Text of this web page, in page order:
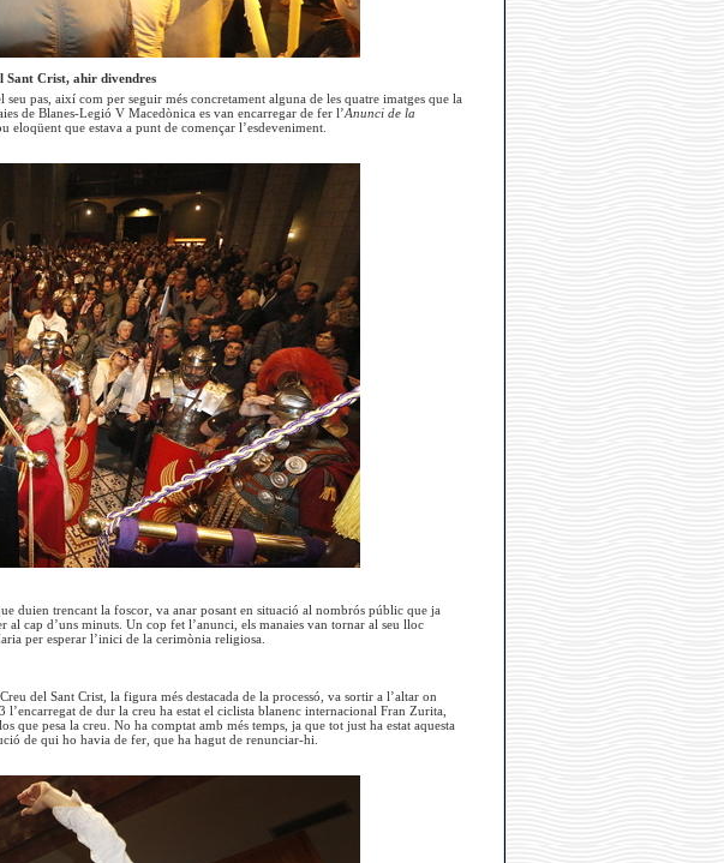
Sant Crist, ahir divendres
pas, així com per seguir més concretament alguna de les quatre imatges que la
de Blanes-Legió V Macedònica es van encarregar de fer l’Anunci de la
que estava a punt de començar l’esdeveniment.
duien trencant la foscor, va anar posant en situació al nombrós públic que ja
cap d’uns minuts. Un cop fet l’anunci, els manaies van tornar al seu lloc
per esperar l’inici de la cerimònia religiosa.
del Sant Crist, la figura més destacada de la processó, va sortir a l’altar on
de dur la creu ha estat el ciclista blanenc internacional Fran Zurita,
que pesa la creu. No ha comptat amb més temps, ja que tot just ha estat aquesta
de qui ho havia de fer, que ha hagut de renunciar-hi.